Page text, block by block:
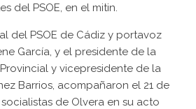
del PSOE, en el mitin.
del PSOE de Cádiz y portavoz
García, y el presidente de la
y vicepresidente de la
Barrios, acompañaron el 21 de
de Olvera en su acto